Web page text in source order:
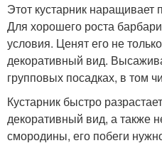
Этот кустарник наращивает
Для хорошего роста
условия. Ценят его не
декоративный вид.
групповых посадках, в том
Кустарник быстро
декоративный вид, а также
смородины, его побеги